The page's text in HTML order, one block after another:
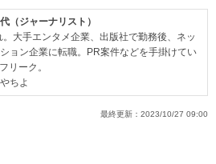
（ジャーナリスト）
大手エンタメ企業、出版社で勤務後、ネッ
ョン企業に転職。PR案件などを手掛けてい
リーク。
ちよ
最終更新： 2023/10/27 09:00